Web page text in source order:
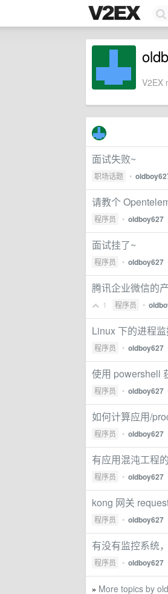
V2EX
面试失败~
职场话题 •
请教个
程序员 • oldboy627
面试挂了~
程序员 • oldboy627
腾讯企业微信的
1 程序员 •
Linux 下的进程
程序员 • oldboy627
使用 powershell
程序员 • oldboy627
如何计算应用/
程序员 • oldboy627
有应用混沌工程
程序员 • oldboy627
kong 网关
程序员 • oldboy627
有没有监控系统
程序员 • oldboy627
» More topics by